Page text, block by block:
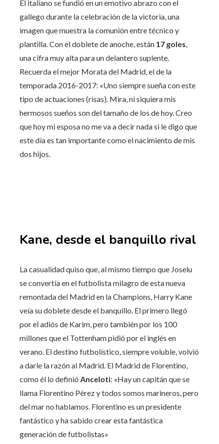
El italiano se fundió en un emotivo abrazo con el
gallego durante la celebración de la victoria, una
imagen que muestra la comunión entre técnico y
plantilla. Con el doblete de anoche, están 17 goles,
una cifra muy alta para un delantero suplente.
Recuerda el mejor Morata del Madrid, el de la
temporada 2016-2017: «Uno siempre sueña con este
tipo de actuaciones (risas). Mira, ni siquiera mis
hermosos sueños son del tamaño de los de hoy. Creo
que hoy mi esposa no me va a decir nada si le digo que
este día es tan importante como el nacimiento de mis
dos hijos.
Kane, desde el banquillo rival
La casualidad quiso que, al mismo tiempo que Joselu
se convertía en el futbolista milagro de esta nueva
remontada del Madrid en la Champions, Harry Kane
veía su doblete desde el banquillo. El primero llegó
por el adiós de Karim, pero también por los 100
millones que el Tottenham pidió por el inglés en
verano. El destino futbolístico, siempre voluble, volvió
a darle la razón al Madrid. El Madrid de Florentino,
como él lo definió Anceloti: «Hay un capitán que se
llama Florentino Pérez y todos somos marineros, pero
del mar no hablamos. Florentino es un presidente
fantástico y ha sabido crear esta fantástica
generación de futbolistas»